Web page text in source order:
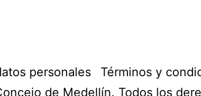
personales Términos y
de Medellín. Todos los